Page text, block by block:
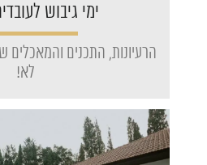
ימי גיבוש
הרעיונות, התכנים והמאכלים
לא!